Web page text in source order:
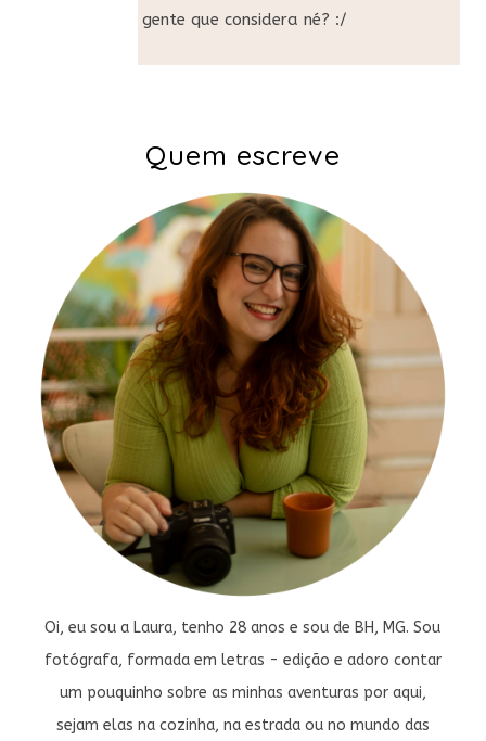
gente que considera né? :/
Quem escreve
Oi, eu sou a Laura, tenho 28 anos e sou de BH, MG. Sou
fotógrafa, formada em letras - edição e adoro contar
um pouquinho sobre as minhas aventuras por aqui,
sejam elas na cozinha, na estrada ou no mundo das